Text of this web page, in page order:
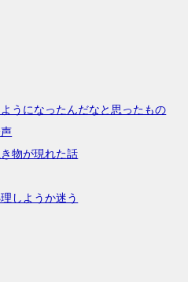
うになったんだなと思ったもの
物が現れた話
しようか迷う